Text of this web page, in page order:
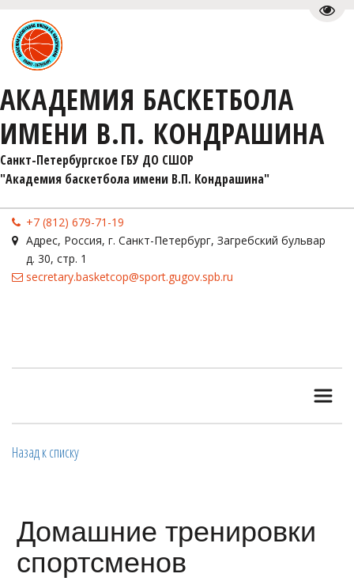
АКАДЕМИЯ БАСКЕТБОЛА
ИМЕНИ В.П. КОНДРАШИНА
Санкт-Петербургское ГБУ ДО СШОР
"Академия баскетбола имени В.П. Кондрашина"
+7 (812) 679-71-19
Адрес, Россия, г. Санкт-Петербург, Загребский бульвар
д. 30, стр. 1
secretary.basketcop@sport.gugov.spb.ru
Назад к списку
Домашние тренировки
спортсменов